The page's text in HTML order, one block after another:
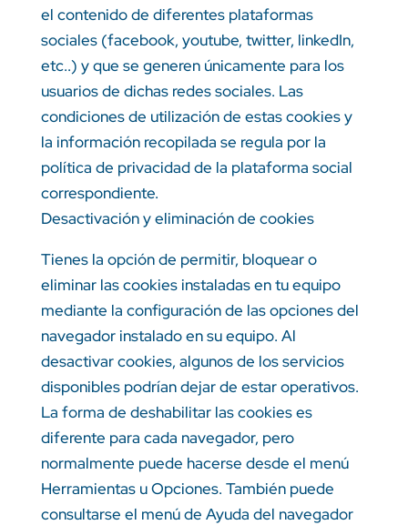
el contenido de diferentes plataformas
sociales (facebook, youtube, twitter, linkedIn,
etc..) y que se generen únicamente para los
usuarios de dichas redes sociales. Las
condiciones de utilización de estas cookies y
la información recopilada se regula por la
política de privacidad de la plataforma social
correspondiente.
Desactivación y eliminación de cookies
Tienes la opción de permitir, bloquear o
eliminar las cookies instaladas en tu equipo
mediante la configuración de las opciones del
navegador instalado en su equipo. Al
desactivar cookies, algunos de los servicios
disponibles podrían dejar de estar operativos.
La forma de deshabilitar las cookies es
diferente para cada navegador, pero
normalmente puede hacerse desde el menú
Herramientas u Opciones. También puede
consultarse el menú de Ayuda del navegador